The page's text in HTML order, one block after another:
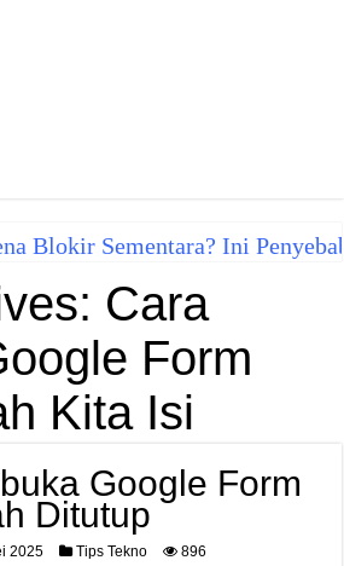
Blokir Sementara? Ini
Cara
Form
Kita Isi
Google Form
Ditutup
2025 Tips Tekno 896